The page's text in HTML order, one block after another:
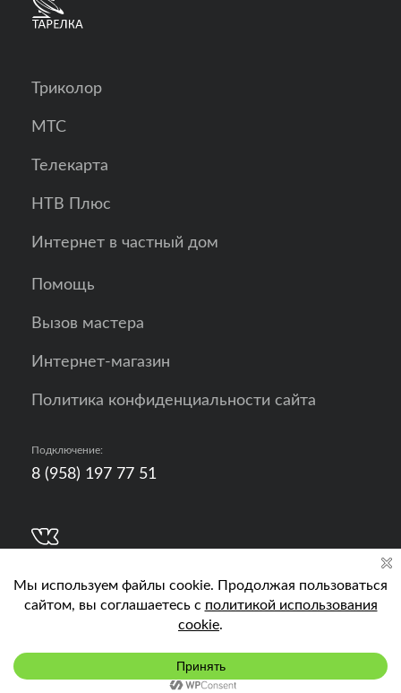
Подключить
Триколор
МТС
Телекарта
НТВ Плюс
Интернет в частный дом
Помощь
Вызов мастера
Интернет-магазин
Политика конфиденциальности сайта
Подключение:
8 (958) 197 77 51
Кислород